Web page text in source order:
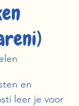
en
leer je voor